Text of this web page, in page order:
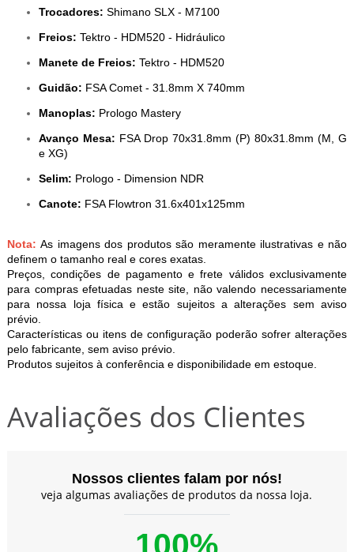
Trocadores: Shimano SLX - M7100
Freios: Tektro - HDM520 - Hidráulico
Manete de Freios: Tektro - HDM520
Guidão: FSA Comet - 31.8mm X 740mm
Manoplas: Prologo Mastery
Avanço Mesa: FSA Drop 70x31.8mm (P) 80x31.8mm (M, G
e XG)
Selim: Prologo - Dimension NDR
Canote: FSA Flowtron 31.6x401x125mm
Nota:As imagens dos produtos são meramente ilustrativas e não
definem o tamanho real e cores exatas.
Preços, condições de pagamento e frete válidos exclusivamente
para compras efetuadas neste site, não valendo necessariamente
para nossa loja física e estão sujeitos a alterações sem aviso
prévio.
Características ou itens de configuração poderão sofrer alterações
pelo fabricante, sem aviso prévio.
Produtos sujeitos à conferência e disponibilidade em estoque.
Avaliações dos Clientes
Nossos clientes falam por nós!
veja algumas avaliações de produtos da nossa loja.